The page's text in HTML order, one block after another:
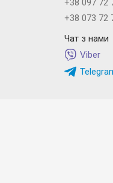
+38 097 72
+38 073 72
Чат з нами
Viber